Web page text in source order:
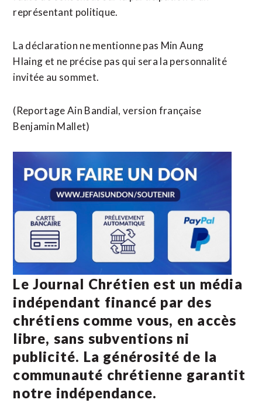
représentant politique.
La déclaration ne mentionne pas Min Aung
Hlaing et ne précise pas qui sera la personnalité
invitée au sommet.
(Reportage Ain Bandial, version française
Benjamin Mallet)
Le Journal Chrétien est un média
indépendant financé par des
chrétiens comme vous, en accès
libre, sans subventions ni
publicité. La générosité de la
communauté chrétienne garantit
notre indépendance.